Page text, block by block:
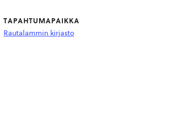
TAPAHTUMAPAIKKA
Rautalammin kirjasto